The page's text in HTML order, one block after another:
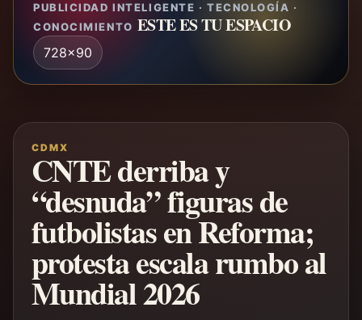
PUBLICIDAD INTELIGENTE · TECNOLOGÍA ·
CONOCIMIENTO ESTE ES TU ESPACIO
728x90
CDMX
CNTE derriba y
“desnuda” figuras de
futbolistas en Reforma;
protesta escala rumbo al
Mundial 2026